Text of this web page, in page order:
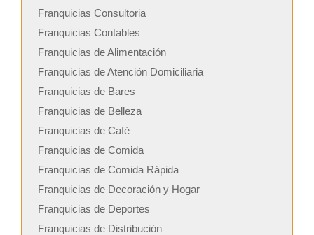
Franquicias Consultoria
Franquicias Contables
Franquicias de Alimentación
Franquicias de Atención Domiciliaria
Franquicias de Bares
Franquicias de Belleza
Franquicias de Café
Franquicias de Comida
Franquicias de Comida Rápida
Franquicias de Decoración y Hogar
Franquicias de Deportes
Franquicias de Distribución